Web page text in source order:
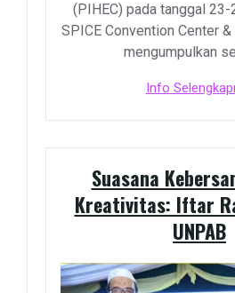
(PIHEC) pada tanggal
SPICE Convention Center &
mengumpulkan
Info
Suasana
Kreativitas: Iftar
UNPAB